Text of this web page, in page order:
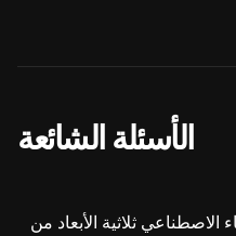
الأسئلة الشائعة
ثلاثية الأبعاد من